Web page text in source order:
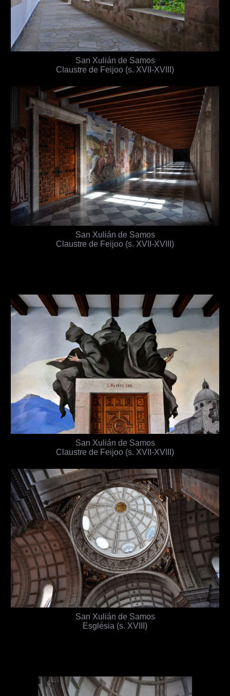
San Xulián de Samos
Claustre de Feijoo (s. XVII-XVIII)
San Xulián de Samos
Claustre de Feijoo (s. XVII-XVIII)
San Xulián de Samos
Claustre de Feijoo (s. XVII-XVIII)
San Xulián de Samos
Església (s. XVIII)